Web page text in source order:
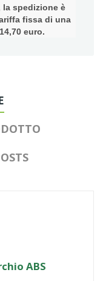
la spedizione è
fissa di una
euro.
ABS